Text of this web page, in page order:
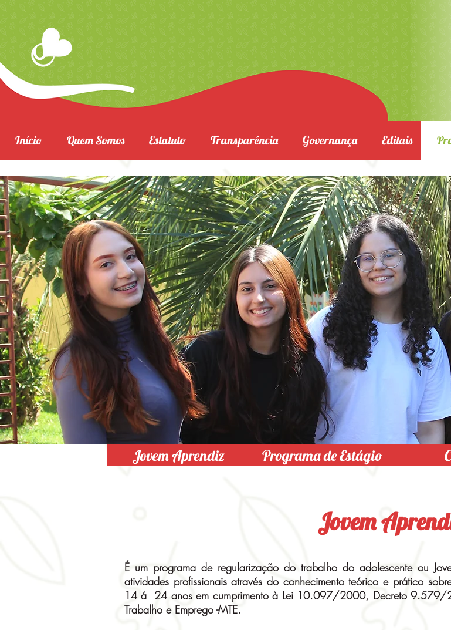
Início Quem Somos Estatuto Transparência Governança Editais
Jovem Aprendiz Programa de Estágio
Jovem
É um programa de regularização do trabalho do adolescente ou
atividades profissionais através do conhecimento teórico e prático
14 á 24 anos em cumprimento à Lei 10.097/2000, Decreto
Trabalho e Emprego -MTE.